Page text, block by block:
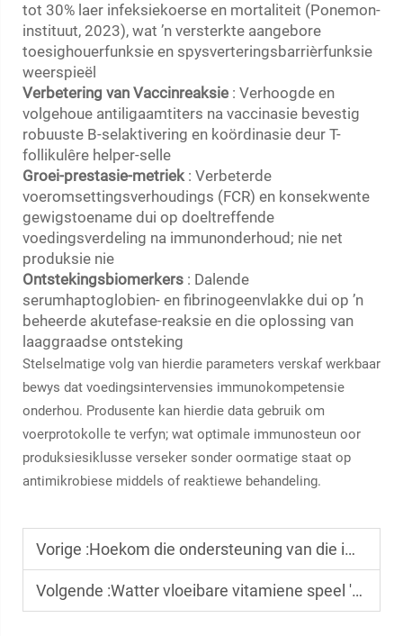
tot 30% laer infeksiekoerse en mortaliteit (Ponemon-
instituut, 2023), wat ’n versterkte aangebore
toesighouerfunksie en spysverteringsbarrièrfunksie
weerspieël
Verbetering van Vaccinreaksie : Verhoogde en
volgehoue antiligaamtiters na vaccinasie bevestig
robuuste B-selaktivering en koördinasie deur T-
follikulêre helper-selle
Groei-prestasie-metriek : Verbeterde
voeromsettingsverhoudings (FCR) en konsekwente
gewigstoename dui op doeltreffende
voedingsverdeling na immunonderhoud; nie net
produksie nie
Ontstekingsbiomerkers : Dalende
serumhaptoglobien- en fibrinogeenvlakke dui op ’n
beheerde akutefase-reaksie en die oplossing van
laaggraadse ontsteking
Stelselmatige volg van hierdie parameters verskaf werkbaar
bewys dat voedingsintervensies immunokompetensie
onderhou. Produsente kan hierdie data gebruik om
voerprotokolle te verfyn; wat optimale immunosteun oor
produksiesiklusse verseker sonder oormatige staat op
antimikrobiese middels of reaktiewe behandeling.
Vorige :Hoekom die ondersteuning van die immuunstelsel noodsaaklik is vir die oorlewingskoers van jong vee
Volgende :Watter vloeibare vitamiene speel 'n sleutelrol in die bou van die veekundige se immuunstelsel